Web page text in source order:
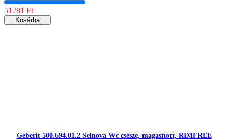
51281 Ft
Kosárba
Geberit 500.694.01.2 Selnova Wc csésze, magasított, RIMFREE